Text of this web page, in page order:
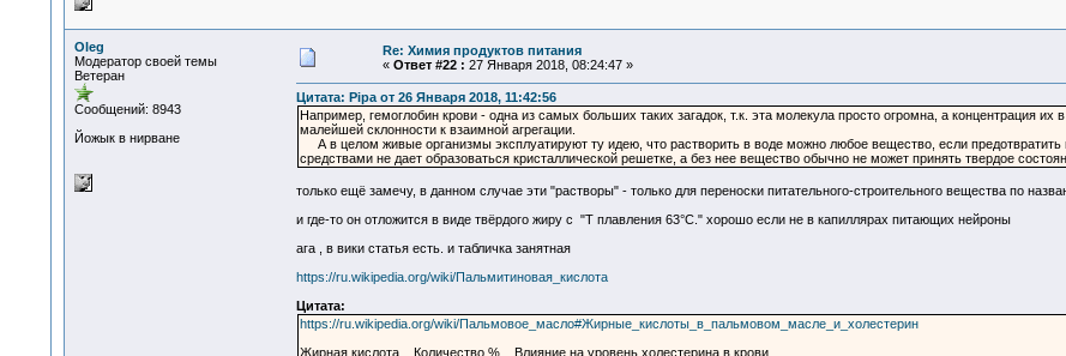
Oleg
Модератор своей темы
Ветеран
Сообщений: 8943
Йожык в нирване
Re: Химия продуктов питания
« Ответ #22 : 27 Января 2018, 08:24:47 »
Цитата: Pipa от 26 Января 2018, 11:42:56
Например, гемоглобин крови - одна из самых больших таких загадок, т.к. эта молекула просто огромна, а концентрация
малейшей склонности к взаимной агрегации.
А в целом живые организмы эксплуатируют ту идею, что растворить в воде можно любое вещество, если предотвратить
средствами не дает образоваться кристаллической решетке, а без нее вещество обычно не может принять твердое
только ещё замечу, в данном случае эти "растворы" - только для переноски питательного-строительного вещества по
и где-то он отложится в виде твёрдого жиру с "T плавления 63°С." хорошо если не в капиллярах питающих нейроны
ага , в вики статья есть. и табличка занятная
https://ru.wikipedia.org/wiki/Пальмитиновая_кислота
Цитата:
https://ru.wikipedia.org/wiki/Пальмовое_масло#Жирные_кислоты_в_пальмовом_масле_и_холестерин
Жирная кислота Количество % Влияние на уровень холестерина в крови